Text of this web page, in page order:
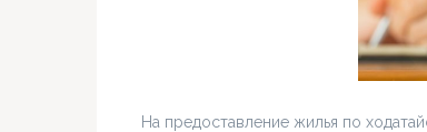
На предоставление жилья по